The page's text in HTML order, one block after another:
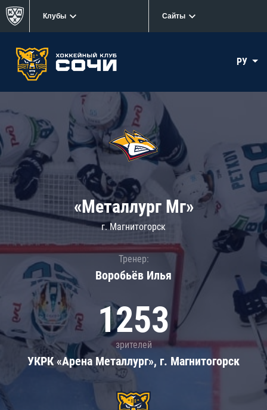
Клубы Сайты
РУ
«Металлург Мг»
г. Магнитогорск
Тренер:
Воробьёв Илья
1253
зрителей
УКРК «Арена Металлург», г. Магнитогорск